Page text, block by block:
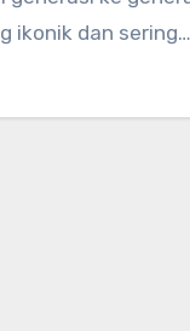
ikonik dan sering…